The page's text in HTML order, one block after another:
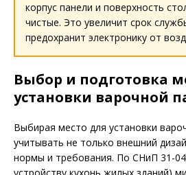
корпус панели и поверхность
чистые. Это увеличит срок
предохранит электронику от
Выбор и подготовка
установки варочной
Выбирая место для установки
учитывать не только внешний
нормы и требования. По СНиП 31-